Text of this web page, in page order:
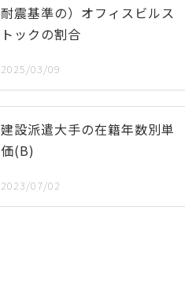
耐震基準の）オフィスビルス
トックの割合
2025/03/09
建設派遣大手の在籍年数別単
価(B)
2023/07/02